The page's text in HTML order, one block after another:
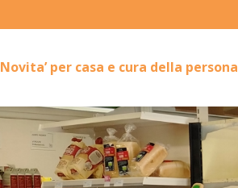
Novita’ per casa e cura della persona